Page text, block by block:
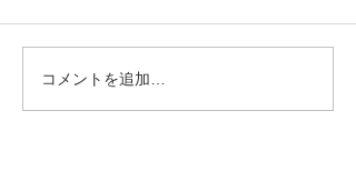
お祭りです。
コメントを追加…